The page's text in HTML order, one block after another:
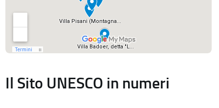
Il Sito UNESCO in numeri